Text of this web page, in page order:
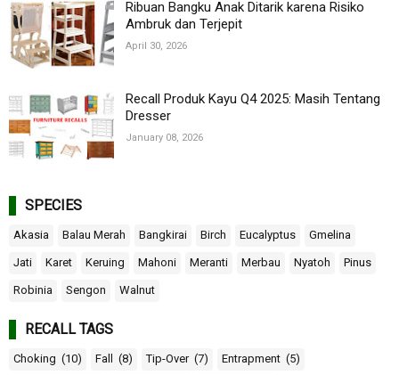
Ribuan Bangku Anak Ditarik karena Risiko
Ambruk dan Terjepit
April 30, 2026
Recall Produk Kayu Q4 2025: Masih Tentang
Dresser
January 08, 2026
SPECIES
Akasia Balau Merah Bangkirai Birch Eucalyptus Gmelina
Jati Karet Keruing Mahoni Meranti Merbau Nyatoh Pinus
Robinia Sengon Walnut
RECALL TAGS
Choking (10) Fall (8) Tip-Over (7) Entrapment (5)